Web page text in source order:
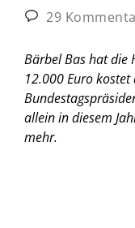
29
Bärbel Bas hat die
12.000 Euro
allein in diesem
mehr.